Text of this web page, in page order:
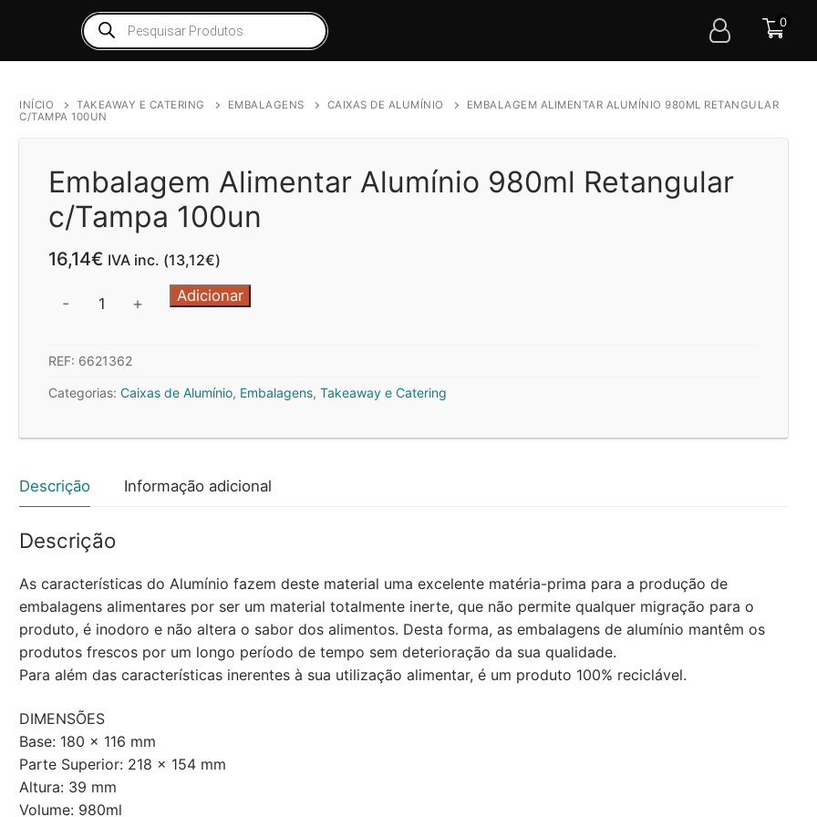
Products
search
0
INÍCIO TAKEAWAY E CATERING EMBALAGENS CAIXAS DE ALUMÍNIO
EMBALAGEM ALIMENTAR ALUMÍNIO 980ML RETANGULAR
C/TAMPA 100UN
Embalagem Alimentar Alumínio 980ml Retangular
c/Tampa 100un
16,14€ IVA inc. (13,12€)
Quantidade
Alimentar
Alumínio
100un
- + Adicionar
REF: 6621362
Categorias:Caixas de Alumínio, Embalagens,Takeaway e Catering
Descrição Informação adicional
Descrição
As características do Alumínio fazem deste material uma excelente matéria-prima para a produção de
embalagens alimentares por ser um material totalmente inerte, que não permite qualquer migração para o
produto, é inodoro e não altera o sabor dos alimentos. Desta forma, as embalagens de alumínio mantêm os
produtos frescos por um longo período de tempo sem deterioração da sua qualidade.
Para além das características inerentes à sua utilização alimentar, é um produto 100% reciclável.
DIMENSÕES
Base: 180 x 116 mm
Parte Superior: 218 x 154 mm
Altura: 39 mm
Volume: 980ml